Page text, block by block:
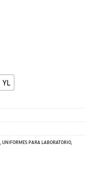
YL
UNIFORMES PARA LABORATORIO